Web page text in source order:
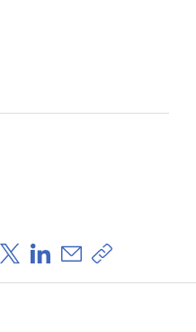
a través de Facebook
Compartir a través de X
Compartir a través de
Compartir por
Copiar